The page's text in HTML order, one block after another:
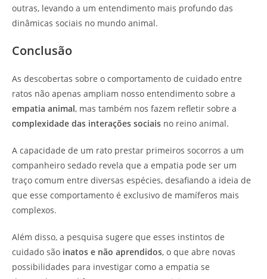
outras, levando a um entendimento mais profundo das
dinâmicas sociais no mundo animal.
Conclusão
As descobertas sobre o comportamento de cuidado entre
ratos não apenas ampliam nosso entendimento sobre a
empatia animal, mas também nos fazem refletir sobre a
complexidade das interações sociais no reino animal.
A capacidade de um rato prestar primeiros socorros a um
companheiro sedado revela que a empatia pode ser um
traço comum entre diversas espécies, desafiando a ideia de
que esse comportamento é exclusivo de mamíferos mais
complexos.
Além disso, a pesquisa sugere que esses instintos de
cuidado são inatos e não aprendidos, o que abre novas
possibilidades para investigar como a empatia se